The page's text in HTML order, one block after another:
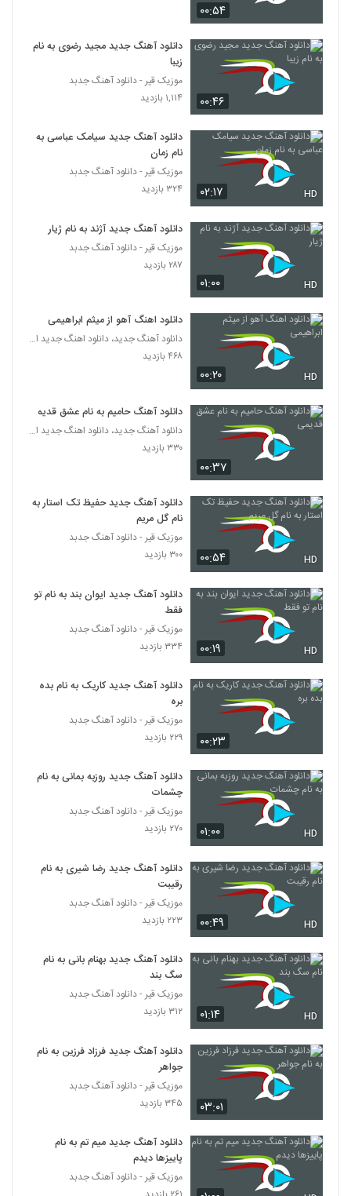
۰۰:۵۴
۰۰:۴۶
دانلود آهنگ جدید مجید رضوی به نام
زیبا
موزیک قیر - دانلود آهنگ جدبد
۱,۱۱۴ بازدید
۰۲:۱۷ HD
دانلود آهنگ جدید سیامک عباسی به
نام زمان
موزیک قیر - دانلود آهنگ جدبد
۳۲۴ بازدید
۰۱:۰۰ HD
دانلود آهنگ جدید آژند به نام ژیار
موزیک قیر - دانلود آهنگ جدبد
۲۸۷ بازدید
۰۰:۲۰ HD
دانلود اهنگ آهو از میثم ابراهیمی
دانلود آهنگ جدید، دانلود اهنگ جدید ایرانی
۴۶۸ بازدید
۰۰:۳۷
دانلود آهنگ حامیم به نام عشق قدیمی
دانلود آهنگ جدید، دانلود اهنگ جدید ایرانی
۳۳۰ بازدید
۰۰:۵۴ HD
دانلود آهنگ جدید حفیظ تک استار به
نام گل مریم
موزیک قیر - دانلود آهنگ جدبد
۳۰۰ بازدید
۰۰:۱۹ HD
دانلود آهنگ جدید ایوان بند به نام تو
فقط
موزیک قیر - دانلود آهنگ جدبد
۳۳۴ بازدید
۰۰:۲۳
دانلود آهنگ جدید کاریک به نام بده
بره
موزیک قیر - دانلود آهنگ جدبد
۲۲۹ بازدید
۰۱:۰۰ HD
دانلود آهنگ جدید روزبه بمانی به نام
چشمات
موزیک قیر - دانلود آهنگ جدبد
۲۷۰ بازدید
۰۰:۴۹ HD
دانلود آهنگ جدید رضا شیری به نام
رقیبت
موزیک قیر - دانلود آهنگ جدبد
۲۲۳ بازدید
۰۱:۱۴ HD
دانلود آهنگ جدید بهنام بانی به نام
سگ بند
موزیک قیر - دانلود آهنگ جدبد
۳۱۲ بازدید
۰۳:۰۱
دانلود آهنگ جدید فرزاد فرزین به نام
جواهر
موزیک قیر - دانلود آهنگ جدبد
۳۴۵ بازدید
دانلود آهنگ جدید میم تم به نام
پاییزها دیدم
موزیک قیر - دانلود آهنگ جدبد